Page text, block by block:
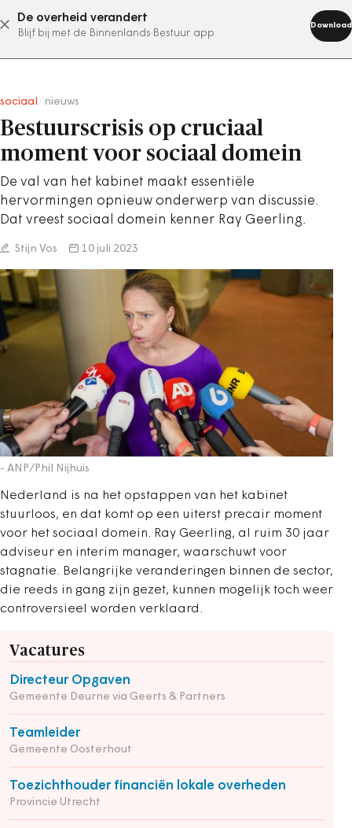
De overheid verandert
Blijf bij met de Binnenlands Bestuur app
Download
abonneer nu
sociaal nieuws
Bestuurscrisis op cruciaal
moment voor sociaal domein
De val van het kabinet maakt essentiële
hervormingen opnieuw onderwerp van discussie.
Dat vreest sociaal domein kenner Ray Geerling.
Stijn Vos 10 juli 2023
- ANP/Phil Nijhuis
Nederland is na het opstappen van het kabinet
stuurloos, en dat komt op een uiterst precair moment
voor het sociaal domein. Ray Geerling, al ruim 30 jaar
adviseur en interim manager, waarschuwt voor
stagnatie. Belangrijke veranderingen binnen de sector,
die reeds in gang zijn gezet, kunnen mogelijk toch weer
controversieel worden verklaard.
Vacatures
Directeur Opgaven
Gemeente Deurne via Geerts & Partners
Teamleider
Gemeente Oosterhout
Toezichthouder financiën lokale overheden
Provincie Utrecht